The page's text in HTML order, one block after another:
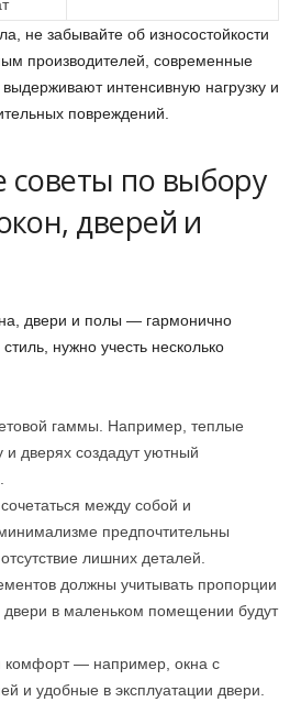
не забывайте об износостойкости
производителей, современные
интенсивную нагрузку и
повреждений.
советы по выбору
дверей и
двери и полы — гармонично
нужно учесть несколько
гаммы. Например, теплые
и дверях создадут уютный
между собой и
предпочтительны
лишних деталей.
должны учитывать пропорции
в маленьком помещении будут
комфорт — например, окна с
и удобные в эксплуатации двери.